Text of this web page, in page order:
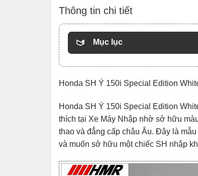
Thông tin chi tiết
Mục lục
Honda SH Ý 150i Special Edition
Honda SH Ý 150i Special Edition
thích tại Xe Máy Nhập nhờ sở hữu
thao và đẳng cấp châu Âu. Đây là
và muốn sở hữu một chiếc SH nhập